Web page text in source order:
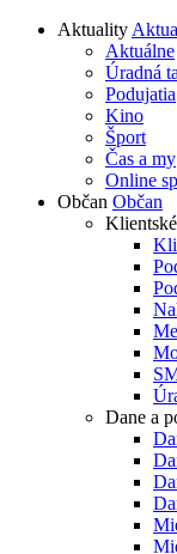
Aktuality
Aktuálne
Úradná
Podujatia
Kino
Šport
Čas a my
Online
Občan Občan
Dane a